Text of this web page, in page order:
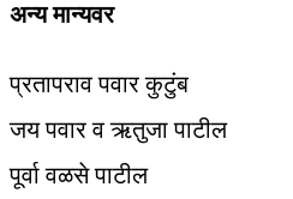
अन्य मान्यवर
प्रतापराव पवार कुटुंब
जय पवार व ऋतुजा पाटील
पूर्वा वळसे पाटील